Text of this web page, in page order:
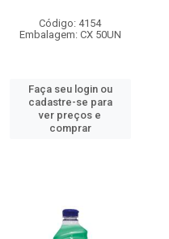
Código: 4154
Embalagem: CX 50UN
Faça seu login ou
cadastre-se para
ver preços e
comprar